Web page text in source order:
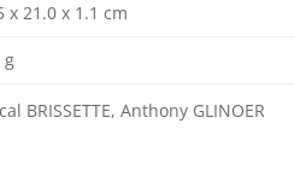
x 21.0 x 1.1 cm
g
BRISSETTE, Anthony GLINOER